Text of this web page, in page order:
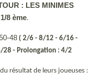
: LES MINIMES
8 ème.
48 ( 2/6 - 8/12 - 6/16 -
28 - Prolongation : 4/2
résultat de leurs joueuses :